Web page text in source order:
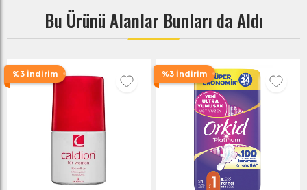
Bu Ürünü Alanlar Bunları da Aldı
%3 İndirim %3 İndirim